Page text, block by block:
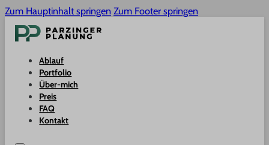
Zum Hauptinhalt springen Zum Footer springen
Ablauf
Portfolio
Über-mich
Preis
FAQ
Kontakt